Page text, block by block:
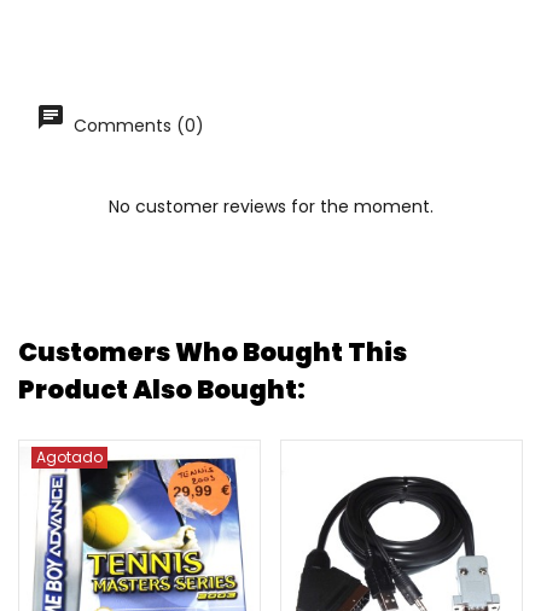
Comments (0)
No customer reviews for the moment.
Customers Who Bought This
Product Also Bought:
Agotado